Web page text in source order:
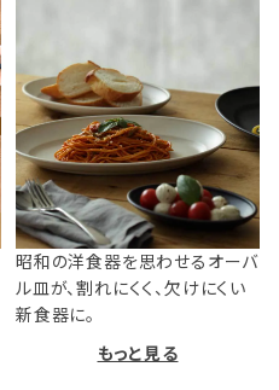
昭和の洋食器を思わせるオーバ
ル皿が、割れにくく、欠けにくい
新食器に。
もっと見る